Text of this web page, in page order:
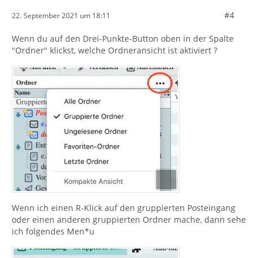
22. September 2021 um 18:11 #4
Wenn du auf den Drei-Punkte-Button oben in der Spalte
"Ordner" klickst, welche Ordneransicht ist aktiviert ?
Wenn ich einen R-Klick auf den gruppierten Posteingang
oder einen anderen gruppierten Ordner mache, dann sehe
ich folgendes Men*u